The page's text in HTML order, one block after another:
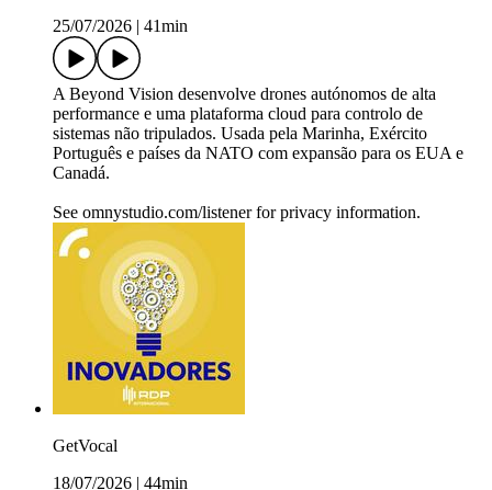
25/07/2026
41min
A Beyond Vision desenvolve drones autónomos de alta
performance e uma plataforma cloud para controlo de
sistemas não tripulados. Usada pela Marinha, Exército
Português e países da NATO com expansão para os EUA e
Canadá.
See omnystudio.com/listener for privacy information.
GetVocal
18/07/2026
44min